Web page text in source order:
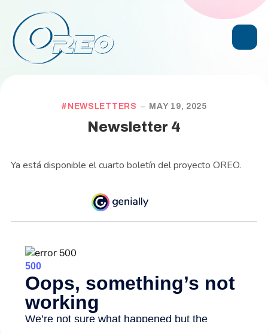
NEWSLETTERS MAY 19, 2025
Newsletter 4
Ya está disponible el cuarto boletín del proyecto OREO.